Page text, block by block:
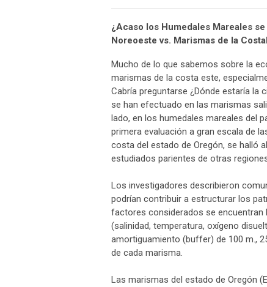
¿Acaso los Humedales Mareales
Noreoeste vs. Marismas de la
Mucho de lo que sabemos sobre la
marismas de la costa este,
Cabría preguntarse ¿Dónde estaría la
se han efectuado en las marismas
lado, en los humedales mareales del
primera evaluación a gran escala de
costa del estado de Oregón, se halló
estudiados parientes de otras
Los investigadores describieron
podrían contribuir a estructurar los
factores considerados se encuentran
(salinidad, temperatura, oxígeno
amortiguamiento (buffer) de 100 m.,
de cada marisma.
Las marismas del estado de Oregón